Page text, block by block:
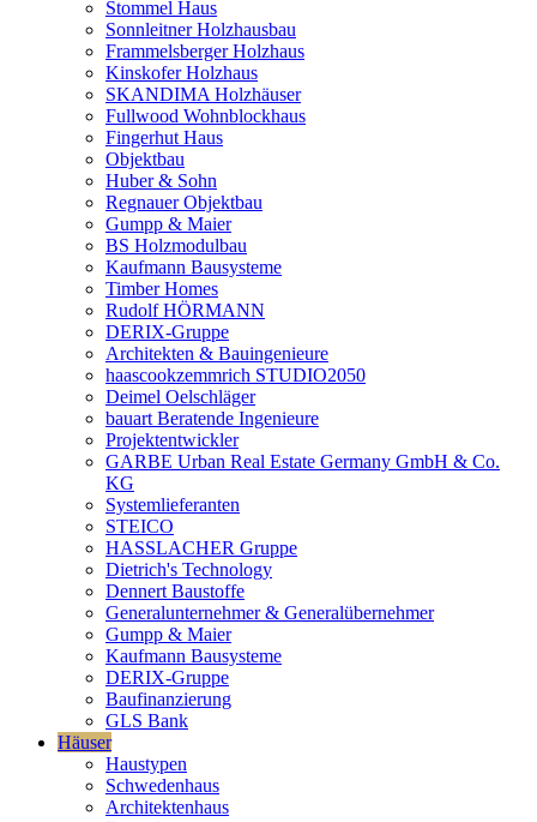
Stommel Haus
Sonnleitner Holzhausbau
Frammelsberger Holzhaus
Kinskofer Holzhaus
SKANDIMA Holzhäuser
Fullwood Wohnblockhaus
Fingerhut Haus
Objektbau
Huber & Sohn
Regnauer Objektbau
Gumpp & Maier
BS Holzmodulbau
Kaufmann Bausysteme
Timber Homes
Rudolf HÖRMANN
DERIX-Gruppe
Architekten & Bauingenieure
haascookzemmrich STUDIO2050
Deimel Oelschläger
bauart Beratende Ingenieure
Projektentwickler
GARBE Urban Real Estate Germany GmbH & Co.
KG
Systemlieferanten
STEICO
HASSLACHER Gruppe
Dietrich's Technology
Dennert Baustoffe
Generalunternehmer & Generalübernehmer
Gumpp & Maier
Kaufmann Bausysteme
DERIX-Gruppe
Baufinanzierung
GLS Bank
Häuser
Haustypen
Schwedenhaus
Architektenhaus